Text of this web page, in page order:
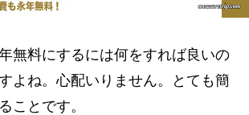
無料にするには何をすれば良いの
よね。心配いりません。とても簡
ことです。